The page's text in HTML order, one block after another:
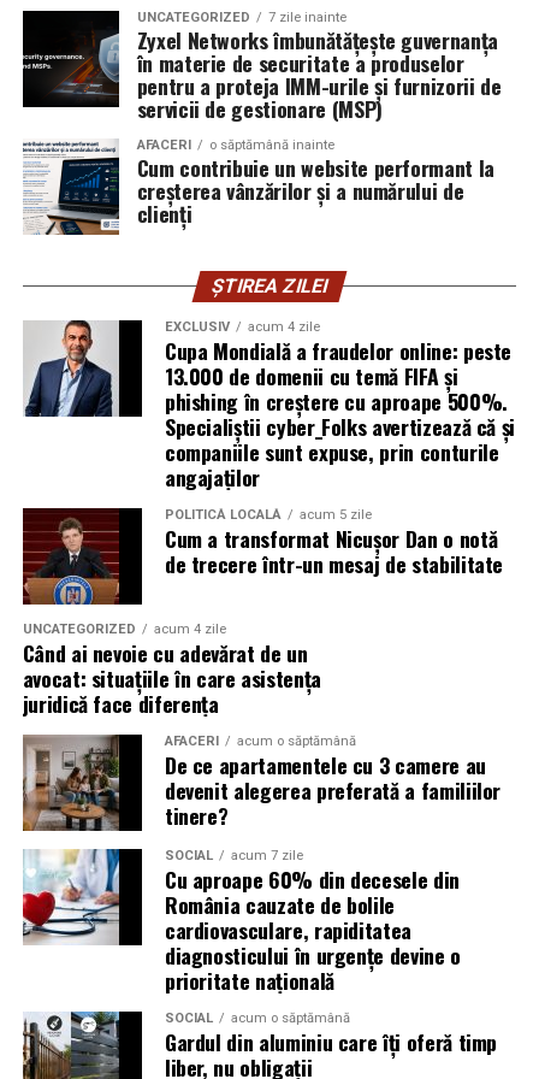
exploatează doar serverele, ci mai ales oamenii. Niciun
furnizor de hosting nu poate opri un utilizator să își
introducă parola pe o pagină clonată. În acel moment,
vigilența utilizatorului rămâne prima linie de apărare”,
explică Horațiu Șimon, Chief Technology Officer
cyber_Folks România.
Subiectul a fost semnalat și de FBI, care a inclus în
informările din ultima lună amenințările asociate
operațiuni de dezinformare.
Avertismentele publice s-au concentrat în principal
asupra fanilor și infrastructurii orașelor gazdă, însă
specialiștii atrag atenția că firmele pot fi afectate
inclusiv atunci când nu au nicio legătură directă cu
industria sportului, turismului sau vânzarea de bilete.
Atacurile sunt mai eficiente în contextul
evenimentelor globale
Campaniile de phishing asociate evenimentelor
importante profită de interesul public ridicat, de
presiunea timpului și de teama utilizatorilor că ar putea
pierde o ofertă sau o oportunitate. Mesajele care anunță
ultimele bilete disponibile, acces limitat la o transmisie
sau câștigarea unui premiu pot determina utilizatorii să
reacționeze înainte de a verifica sursa.
Turneul se încheie pe 19 iulie, iar specialiștii anticipează
o intensificare a activității frauduloase în perioada
finalei. Printre cele mai utilizate pretexte se numără
transmisiunile pirat, biletele revândute, pariurile,
tombolele, concursurile și falsele oferte de călătorie.
Pentru a răspunde riscurilor tot mai complexe,
cyber_Folks a lansat la finalul lunii iunie robo_Folks,
primul asistent AI integrat într-un panou de hosting
UNCATEGORIZED 7 zile inainte
Zyxel Networks îmbunătățește guvernanța
în materie de securitate a produselor
pentru a proteja IMM-urile și furnizorii de
servicii de gestionare (MSP)
AFACERI o săptămână inainte
Cum contribuie un website performant la
creșterea vânzărilor și a numărului de
clienți
ȘTIREA ZILEI
EXCLUSIV acum 4 zile
Cupa Mondială a fraudelor online: peste
13.000 de domenii cu temă FIFA și
phishing în creștere cu aproape 500%.
Specialiștii cyber_Folks avertizează că și
companiile sunt expuse, prin conturile
angajaților
POLITICĂ LOCALĂ acum 5 zile
Cum a transformat Nicușor Dan o notă
de trecere într-un mesaj de stabilitate
UNCATEGORIZED acum 4 zile
Când ai nevoie cu adevărat de un
avocat: situațiile în care asistența
juridică face diferența
AFACERI acum o săptămână
De ce apartamentele cu 3 camere au
devenit alegerea preferată a familiilor
tinere?
SOCIAL acum 7 zile
Cu aproape 60% din decesele din
România cauzate de bolile
cardiovasculare, rapiditatea
diagnosticului în urgențe devine o
prioritate națională
SOCIAL acum o săptămână
Gardul din aluminiu care îți oferă timp
liber, nu obligații